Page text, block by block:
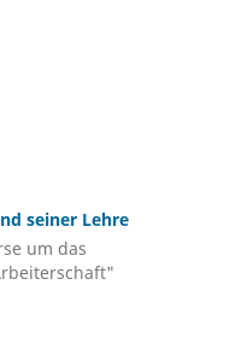
seiner Lehre
um das